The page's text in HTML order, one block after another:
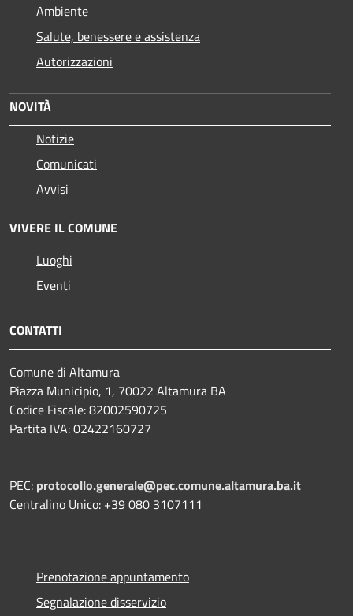
Ambiente
Salute, benessere e assistenza
Autorizzazioni
NOVITÀ
Notizie
Comunicati
Avvisi
VIVERE IL COMUNE
Luoghi
Eventi
CONTATTI
Comune di Altamura
Piazza Municipio, 1, 70022 Altamura BA
Codice Fiscale: 82002590725
Partita IVA: 02422160727
PEC: protocollo.generale@pec.comune.altamura.ba.it
Centralino Unico: +39 080 3107111
Prenotazione appuntamento
Segnalazione disservizio